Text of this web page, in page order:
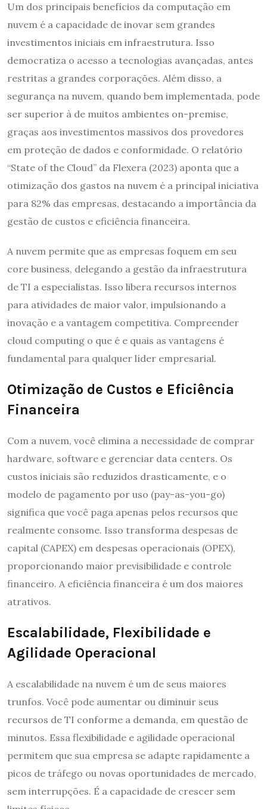
Um dos principais benefícios da computação em
nuvem é a capacidade de inovar sem grandes
investimentos iniciais em infraestrutura. Isso
democratiza o acesso a tecnologias avançadas, antes
restritas a grandes corporações. Além disso, a
segurança na nuvem, quando bem implementada, pode
ser superior à de muitos ambientes on-premise,
graças aos investimentos massivos dos provedores
em proteção de dados e conformidade. O relatório
“State of the Cloud” da Flexera (2023) aponta que a
otimização dos gastos na nuvem é a principal iniciativa
para 82% das empresas, destacando a importância da
gestão de custos e eficiência financeira.
A nuvem permite que as empresas foquem em seu
core business, delegando a gestão da infraestrutura
de TI a especialistas. Isso libera recursos internos
para atividades de maior valor, impulsionando a
inovação e a vantagem competitiva. Compreender
cloud computing o que é e quais as vantagens é
fundamental para qualquer líder empresarial.
Otimização de Custos e Eficiência
Financeira
Com a nuvem, você elimina a necessidade de comprar
hardware, software e gerenciar data centers. Os
custos iniciais são reduzidos drasticamente, e o
modelo de pagamento por uso (pay-as-you-go)
significa que você paga apenas pelos recursos que
realmente consome. Isso transforma despesas de
capital (CAPEX) em despesas operacionais (OPEX),
proporcionando maior previsibilidade e controle
financeiro. A eficiência financeira é um dos maiores
atrativos.
Escalabilidade, Flexibilidade e
Agilidade Operacional
A escalabilidade na nuvem é um de seus maiores
trunfos. Você pode aumentar ou diminuir seus
recursos de TI conforme a demanda, em questão de
minutos. Essa flexibilidade e agilidade operacional
permitem que sua empresa se adapte rapidamente a
picos de tráfego ou novas oportunidades de mercado,
sem interrupções. É a capacidade de crescer sem